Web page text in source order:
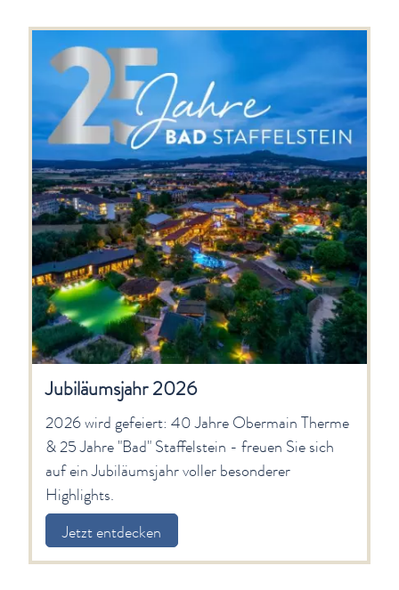
Jubiläumsjahr 2026
2026 wird gefeiert: 40 Jahre Obermain Therme
& 25 Jahre "Bad" Staffelstein - freuen Sie sich
auf ein Jubiläumsjahr voller besonderer
Highlights.
Jetzt entdecken